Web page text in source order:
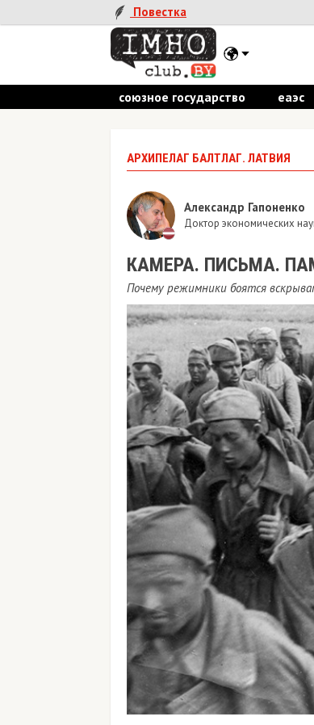
Повестка
союзное государство еаэс
АРХИПЕЛАГ БАЛТЛАГ. ЛАТВИЯ
Александр Гапоненко
Доктор экономических
КАМЕРА. ПИСЬМА.
Почему режимники боятся